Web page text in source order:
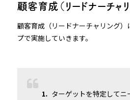
顧客育成（リードナーチャ
顧客育成（リードナーチャリング）
プで実施していきます。
ターゲットを特定してニ